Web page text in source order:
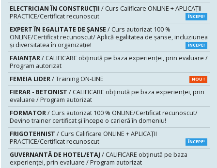
ELECTRICIAN ÎN CONSTRUCȚII / Curs Calificare ONLINE + APLICAȚII
PRACTICE/Certificat recunoscut
ÎNCEPE!
EXPERT ÎN EGALITATE DE ȘANSE / Curs autorizat 100 %
ONLINE/Certificat recunoscut/ Aplică egalitatea de șanse, incluziunea
și diversitatea în organizație!
ÎNCEPE!
FAIANŢAR/ CALIFICARE obținută pe baza experienței, prin evaluare /
Program autorizat
FEMEIA LIDER/ Training ON-LINE NOU !
FIERAR - BETONIST / CALIFICARE obținută pe baza experienței, prin
evaluare / Program autorizat
FORMATOR/ Curs autorizat 100 % ONLINE/Certificat recunoscut/
Devino trainer certificat și începe o carieră în domeniu!
FRIGOTEHNIST / Curs Calificare ONLINE + APLICAȚII
PRACTICE/Certificat recunoscut
ÎNCEPE!
GUVERNANTĂ DE HOTEL/ETAJ / CALIFICARE obținută pe baza
experienței, prin evaluare / Program autorizat